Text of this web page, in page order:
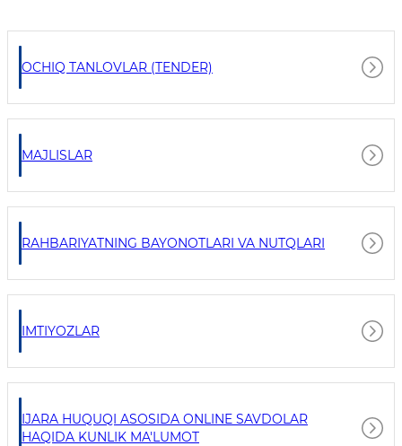
OCHIQ TANLOVLAR (TENDER)
MAJLISLAR
RAHBARIYATNING BAYONOTLARI VA NUTQLARI
IMTIYOZLAR
IJARA HUQUQI ASOSIDA ONLINE SAVDOLAR
HAQIDA KUNLIK MA'LUMOT